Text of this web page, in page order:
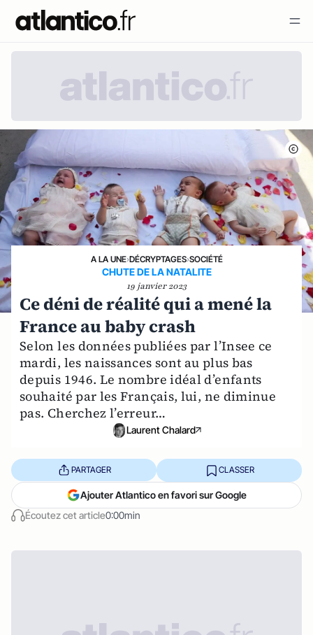
A LA UNE›DÉCRYPTAGES›SOCIÉTÉ
CHUTE DE LA NATALITE
19 janvier 2023
Ce déni de réalité qui a mené la
France au baby crash
Selon les données publiées par l’Insee ce
mardi, les naissances sont au plus bas
depuis 1946. Le nombre idéal d’enfants
souhaité par les Français, lui, ne diminue
pas. Cherchez l’erreur…
Laurent Chalard
Écoutez cet article0:00min
PARTAGER CLASSER
Ajouter Atlantico en favori sur Google